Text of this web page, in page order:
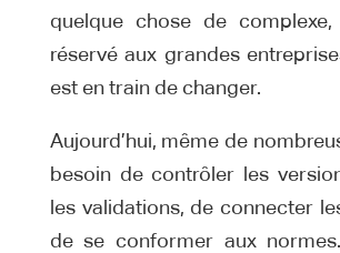
quelque chose de
réservé aux grandes
est en train de changer.
Aujourd’hui, même de
besoin de contrôler les
les validations, de connecter
de se conformer aux